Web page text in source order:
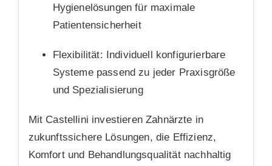
Hygienelösungen für maximale
Patientensicherheit
Flexibilität: Individuell konfigurierbare
Systeme passend zu jeder Praxisgröße
und Spezialisierung
Mit Castellini investieren Zahnärzte in
zukunftssichere Lösungen, die Effizienz,
Komfort und Behandlungsqualität nachhaltig